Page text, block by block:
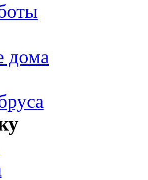
дома